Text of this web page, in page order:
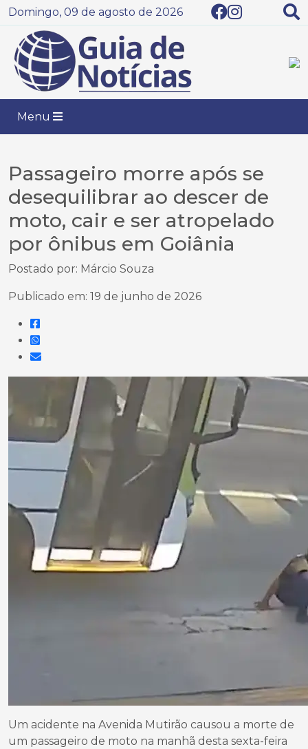
Domingo, 09 de agosto de 2026
Menu
Passageiro morre após se
desequilibrar ao descer de
moto, cair e ser atropelado
por ônibus em Goiânia
Postado por: Márcio Souza
Publicado em: 19 de junho de 2026
Um acidente na Avenida Mutirão causou a morte de
um passageiro de moto na manhã desta sexta-feira